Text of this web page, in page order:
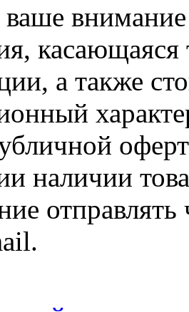
внимание
касающаяся
а также
наличии